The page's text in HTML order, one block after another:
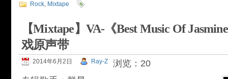
Rock, Mixtape
【Mixtape】VA-《Best Music Of
戏原声带
2014年6月2日 Ray-Z
浏览：20